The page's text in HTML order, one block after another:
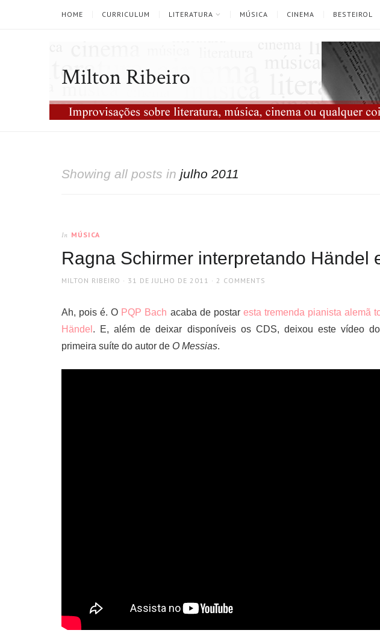
HOME CURRICULUM LITERATURA MÚSICA CINEMA BESTEIROL
Milton Ribeiro
Showing all posts in julho 2011
In MÚSICA
Ragna Schirmer interpretando Händel
AUTHOR
MILTON RIBEIRO
POSTED
31 DE JULHO DE 2011 2 COMMENTS
Ah, pois é. O PQP Bach acaba de postar esta tremenda pianista alemã
Händel . E, além de deixar disponíveis os CDS, deixou este vídeo
primeira suíte do autor de O Messias.